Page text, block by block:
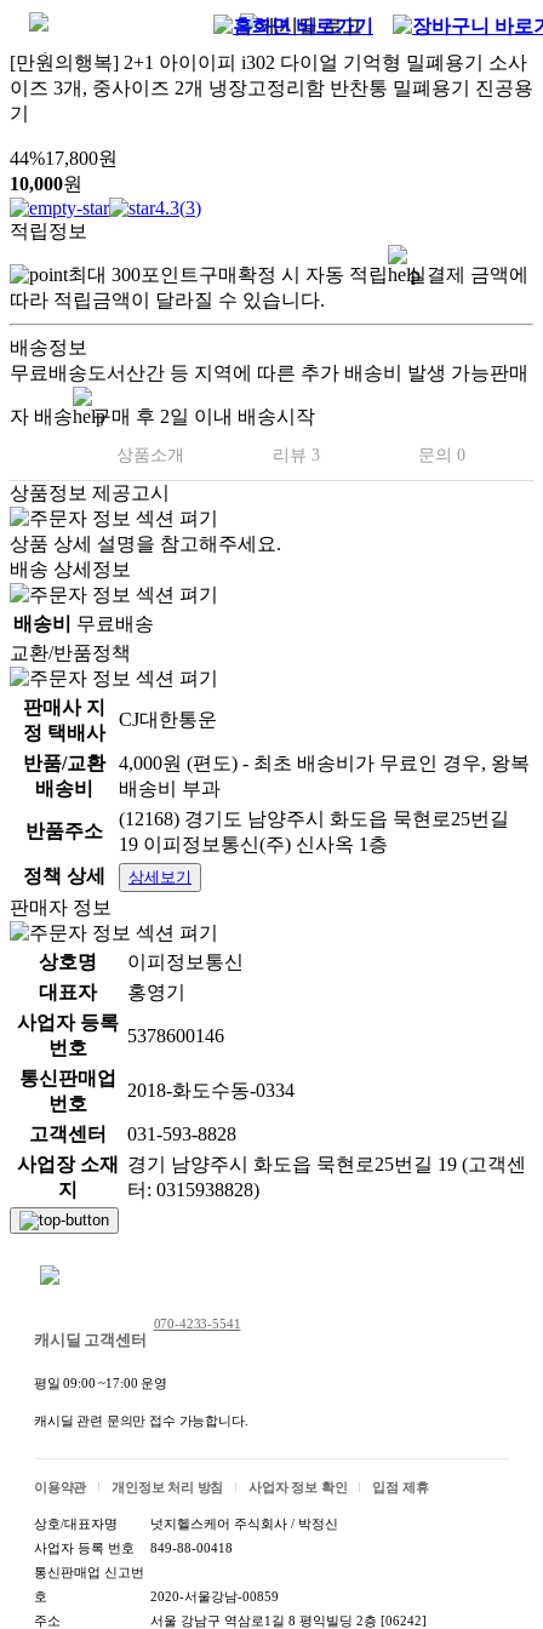
[만원의행복] 2+1 아이이피 i302 다이얼 기억형 밀폐용기 소사
이즈 3개, 중사이즈 2개 냉장고정리함 반찬통 밀폐용기 진공용
기
44%17,800원
10,000원
4.3(3)
적립정보
최대 300포인트구매확정 시 자동 적립
실결제 금액에
따라 적립금액이 달라질 수 있습니다.
배송정보
무료배송도서산간 등 지역에 따른 추가 배송비 발생 가능판매
자 배송 구매 후 2일 이내 배송시작
상품소개 리뷰 3 문의 0
상품정보 제공고시
상품 상세 설명을 참고해주세요.
배송 상세정보
배송비
무료배송
교환/반품정책
판매사 지
정 택배사
CJ대한통운
반품/교환
배송비
4,000원 (편도) - 최초 배송비가 무료인 경우, 왕복
배송비 부과
반품주소
(12168) 경기도 남양주시 화도읍 묵현로25번길
19 이피정보통신(주) 신사옥 1층
정책 상세
상세보기
판매자 정보
상호명
이피정보통신
대표자
홍영기
사업자 등록
번호
5378600146
통신판매업
번호
2018-화도수동-0334
고객센터
031-593-8828
사업장 소재
지
경기 남양주시 화도읍 묵현로25번길 19 (고객센
터: 0315938828)
캐시딜 고객센터
070-4233-5541
평일 09:00 ~17:00 운영
캐시딜 관련 문의만 접수 가능합니다.
이용약관 개인정보 처리 방침 사업자 정보 확인 입점 제휴
상호/대표자명
넛지헬스케어 주식회사 / 박정신
사업자 등록 번호
849-88-00418
통신판매업 신고번
호
2020-서울강남-00859
주소
서울 강남구 역삼로1길 8 평익빌딩 2층 [06242]